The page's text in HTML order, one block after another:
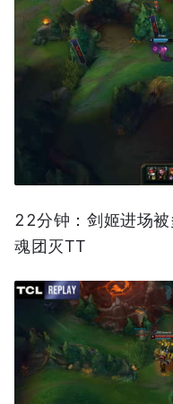
22分钟：剑姬进场
魂团灭TT